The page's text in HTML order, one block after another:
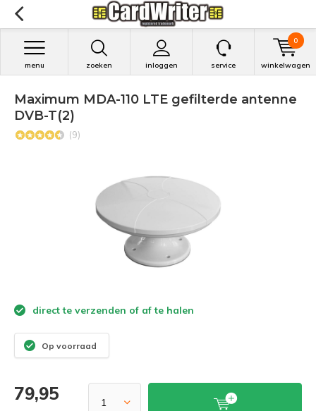
zoeken inloggen
menu service winkelwagen
0
Maximum MDA-110 LTE gefilterde antenne
DVB-T(2)
(9)
direct te verzenden of af te halen
Op voorraad
79,95